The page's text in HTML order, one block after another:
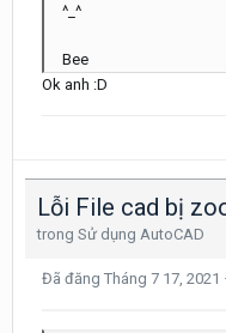
^_^
Bee
Ok anh :D
trong Sử dụng AutoCAD
Đã đăng Tháng 7 17, 2021 ·